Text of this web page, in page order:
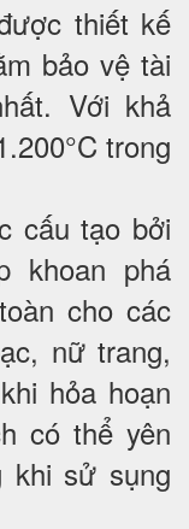
thiết kế
bảo vệ tài
Với khả
trong
cấu tạo bởi
khoan phá
cho các
nữ trang,
hỏa hoạn
có thể yên
khi sử sụng